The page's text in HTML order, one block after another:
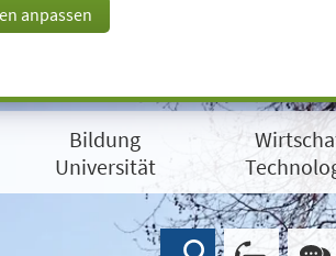
anpassen
Bildung
Universität